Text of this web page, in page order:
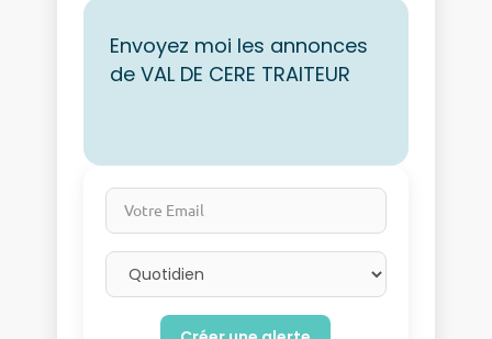
Envoyez moi les annonces
de VAL DE CERE TRAITEUR
Votre Email
Email frequency